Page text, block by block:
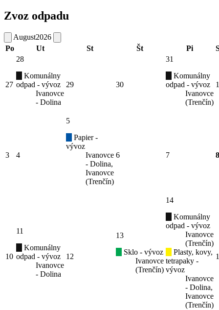
Zvoz odpadu
August2026
Po
Ut St Št Pi
27
28
Komunálny
odpad - vývoz
Ivanovce
- Dolina
29 30
31
Komunálny
odpad - vývoz
Ivanovce
(Trenčín)
1
3 4
5
Papier -
vývoz
Ivanovce
- Dolina,
Ivanovce
(Trenčín)
6 7 8
10
11
Komunálny
odpad - vývoz
Ivanovce
- Dolina
12
13
Sklo - vývoz
Ivanovce
(Trenčín)
14
Komunálny
odpad - vývoz
Ivanovce
(Trenčín)
Plasty, kovy,
tetrapaky -
vývoz
Ivanovce
- Dolina,
Ivanovce
(Trenčín)